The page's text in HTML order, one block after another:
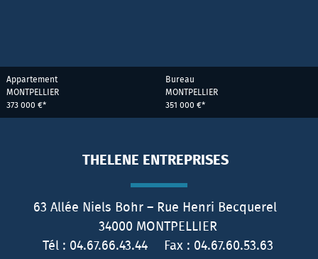
Appartement
MONTPELLIER
373 000 €*
Bureau
MONTPELLIER
351 000 €*
THELENE ENTREPRISES
63 Allée Niels Bohr – Rue Henri Becquerel
34000 MONTPELLIER
Tél : 04.67.66.43.44 Fax : 04.67.60.53.63